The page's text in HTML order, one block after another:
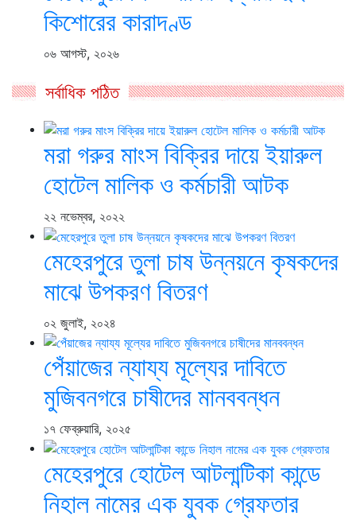
কিশোরের কারাদণ্ড
০৬ আগস্ট, ২০২৬
সর্বাধিক পঠিত
মরা গরুর মাংস বিক্রির দায়ে ইয়ারুল
হোটেল মালিক ও কর্মচারী আটক
২২ নভেম্বর, ২০২২
মেহেরপুরে তুলা চাষ উন্নয়নে কৃষকদের
মাঝে উপকরণ বিতরণ
০২ জুলাই, ২০২৪
পেঁয়াজের ন্যায্য মূল্যের দাবিতে
মুজিবনগরে চাষীদের মানববন্ধন
১৭ ফেব্রুয়ারি, ২০২৫
মেহেরপুরে হোটেল আটলান্টিকা কান্ডে
নিহাল নামের এক যুবক গ্রেফতার